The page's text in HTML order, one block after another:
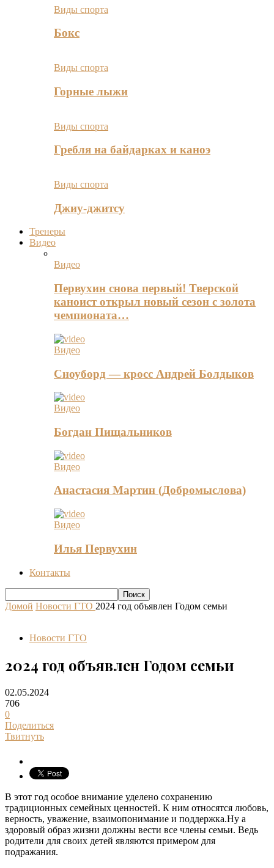
Виды спорта
Бокс
Виды спорта
Горные лыжи
Виды спорта
Гребля на байдарках и каноэ
Виды спорта
Джиу-джитсу
Тренеры
Видео
Видео
Первухин снова первый! Тверской
каноист открыл новый сезон с золота
чемпионата…
Видео
Сноуборд — кросс Андрей Болдыков
Видео
Богдан Пищальников
Видео
Анастасия Мартин (Добромыслова)
Видео
Илья Первухин
Контакты
Домой Новости ГТО 2024 год объявлен Годом семьи
Новости ГТО
2024 год объявлен Годом семьи
02.05.2024
706
0
Поделиться
Твитнуть
В этот год особое внимание уделено сохранению
традиционных семейных ценностей. К ним относятся любовь,
верность, уважение, взаимопонимание и поддержка.Ну а
здоровый образ жизни должны вести все члены семьи. Ведь
родители для своих детей являются примером для
подражания.